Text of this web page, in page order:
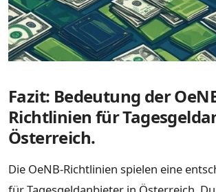
Fazit: Bedeutung der
Richtlinien für
Österreich.
Die OeNB-Richtlinien spielen eine